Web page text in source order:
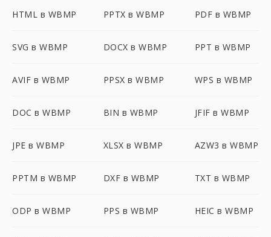
HTML в WBMP PPTX в WBMP PDF в WBMP
SVG в WBMP DOCX в WBMP PPT в WBMP
AVIF в WBMP PPSX в WBMP WPS в WBMP
DOC в WBMP BIN в WBMP JFIF в WBMP
JPE в WBMP XLSX в WBMP AZW3 в WBMP
PPTM в WBMP DXF в WBMP TXT в WBMP
ODP в WBMP PPS в WBMP HEIC в WBMP